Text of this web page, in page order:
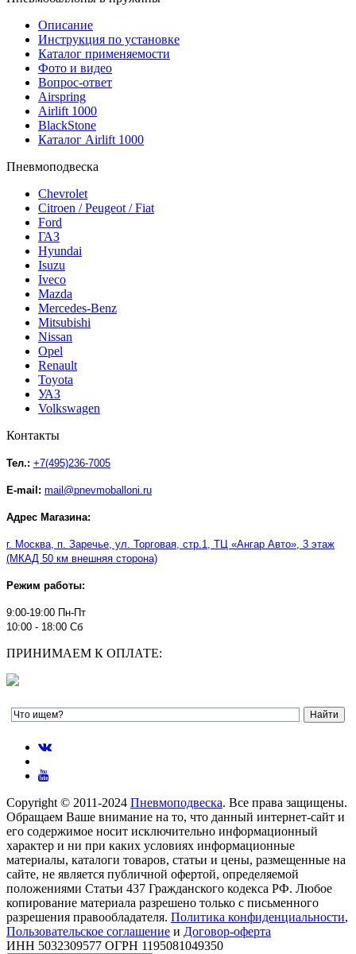
Описание
Инструкция по установке
Каталог применяемости
Фото и видео
Вопрос-ответ
Airspring
Airlift 1000
BlackStone
Каталог Airlift 1000
Пневмоподвеска
Chevrolet
Citroen / Peugeot / Fiat
Ford
ГАЗ
Hyundai
Isuzu
Iveco
Mazda
Mercedes-Benz
Mitsubishi
Nissan
Opel
Renault
Toyota
УАЗ
Volkswagen
Контакты
Тел.: +7(495)236-7005
E-mail: mail@pnevmoballoni.ru
Адрес Магазина:
г. Москва, п. Заречье, ул. Торговая, стр.1, ТЦ «Ангар Авто», 3 этаж
(МКАД 50 км внешняя сторона)
Режим работы:
9:00-19:00 Пн-Пт
10:00 - 18:00 Сб
ПРИНИМАЕМ К ОПЛАТЕ:
Copyright © 2011-2024 Пневмоподвеска. Все права защищены.
Обращаем Ваше внимание на то, что данный интернет-сайт и
его содержимое носит исключительно информационный
характер и ни при каких условиях информационные
материалы, каталоги товаров, статьи и цены, размещенные на
сайте, не является публичной офертой, определяемой
положениями Статьи 437 Гражданского кодекса РФ. Любое
копирование материала разрешено только с письменного
разрешения правообладателя. Политика конфиденциальности,
Пользовательское соглашение и Договор-оферта
ИНН 5032309577 ОГРН 1195081049350